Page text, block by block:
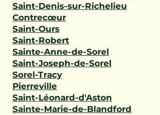
Saint-Denis-sur-Richelieu
Contrecœur
Saint-Ours
Saint-Robert
Sainte-Anne-de-Sorel
Saint-Joseph-de-Sorel
Sorel-Tracy
Pierreville
Saint-Léonard-d'Aston
Sainte-Marie-de-Blandford